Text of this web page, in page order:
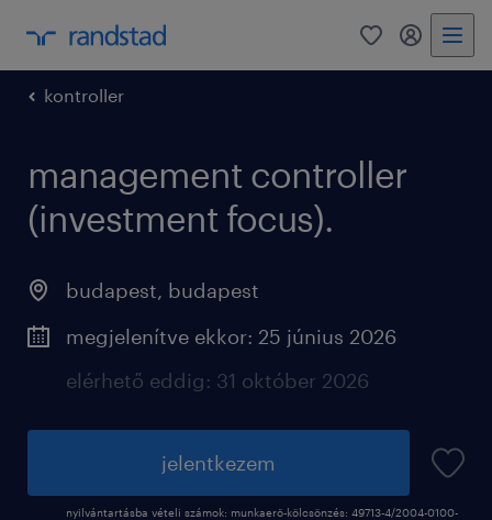
0 fiókom
kontroller
management controller
(investment focus).
budapest, budapest
megjelenítve ekkor: 25 június 2026
elérhető eddig: 31 október 2026
jelentkezem
nyilvántartásba vételi számok: munkaerő-kölcsönzés: 49713-4/2004-0100-